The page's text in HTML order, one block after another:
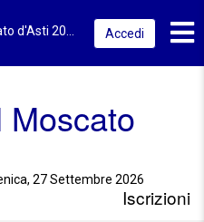
Accedi
Moscato
27 Settembre 2026
Iscrizioni